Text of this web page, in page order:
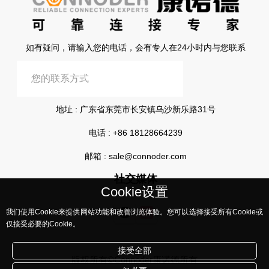
Cookie设置
我们使用Cookie来提供网站功能和改善浏览体验。您可以选择接受所有Cookie或
仅接受必要的Cookie。
接受全部
如有疑问，请输入您的电话，会有专人在24小时内与您联系
地址 : 广东省东莞市长安镇乌沙新乐路31号
电话 : +86 18128664239
邮箱 : sale@connoder.com
社交媒体
版权所有©Connoder康诺德所有